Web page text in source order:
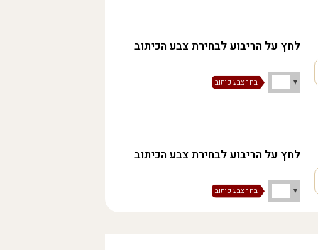
לחץ על הריבוע לבחירת צבע הכיתוב
לחץ על הריבוע לבחירת צבע הכיתוב